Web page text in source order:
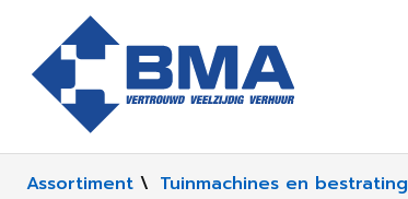
Assortiment \ Tuinmachines en bestrating